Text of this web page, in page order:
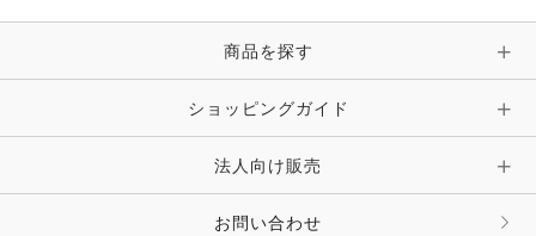
時計・財布・キーケース・革小物
キーホルダー・チャーム・ストラップ
その他 ファッション雑貨
ピン・ブローチ・コサージュ
その他 アクセサリー
商品を探す
ショッピングガイド
法人向け販売
お問い合わせ